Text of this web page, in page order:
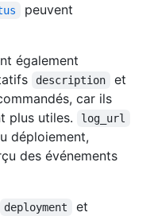
peuvent
également
description et
car ils
plus utiles.
log_url
déploiement,
des événements
deployment et